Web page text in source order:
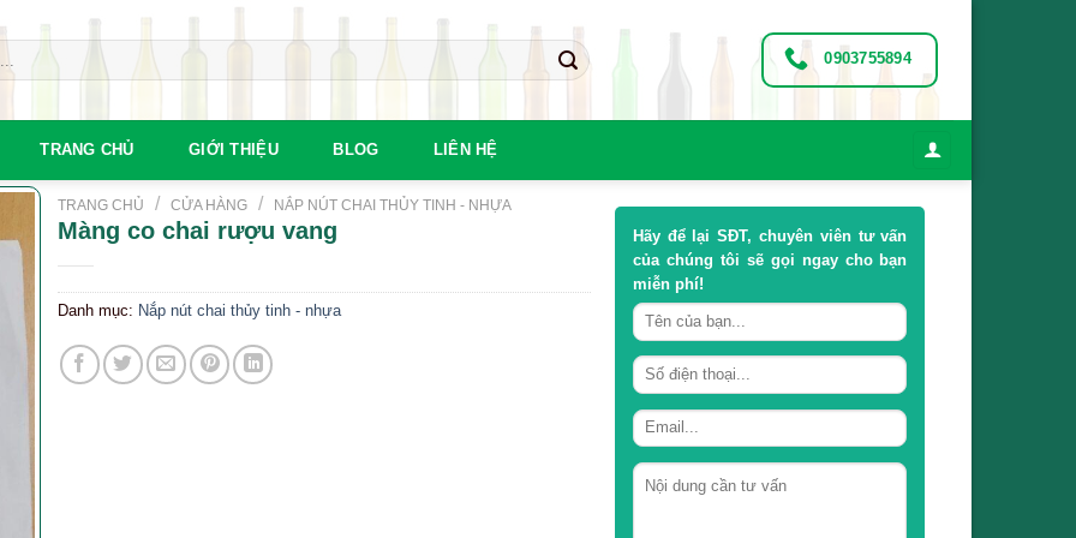
0903755894
TRANG CHỦ GIỚI THIỆU BLOG LIÊN HỆ
TRANG CHỦ / CỬA HÀNG / NẮP NÚT CHAI THỦY TINH - NHỰA
Màng co chai rượu vang
Danh mục: Nắp nút chai thủy tinh - nhựa
Hãy để lại SĐT, chuyên viên tư vấn
của chúng tôi sẽ gọi ngay cho bạn
miễn phí!